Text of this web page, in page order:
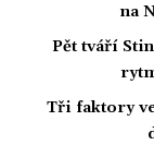
na
Pět tváří
Tři faktory